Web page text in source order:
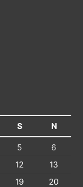
S N
5
6
12
13
19
20